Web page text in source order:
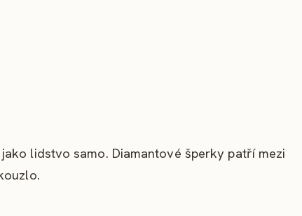
lidstvo samo. Diamantové šperky patří mezi